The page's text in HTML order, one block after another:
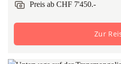
Preis ab CHF 7'450.-
Zur